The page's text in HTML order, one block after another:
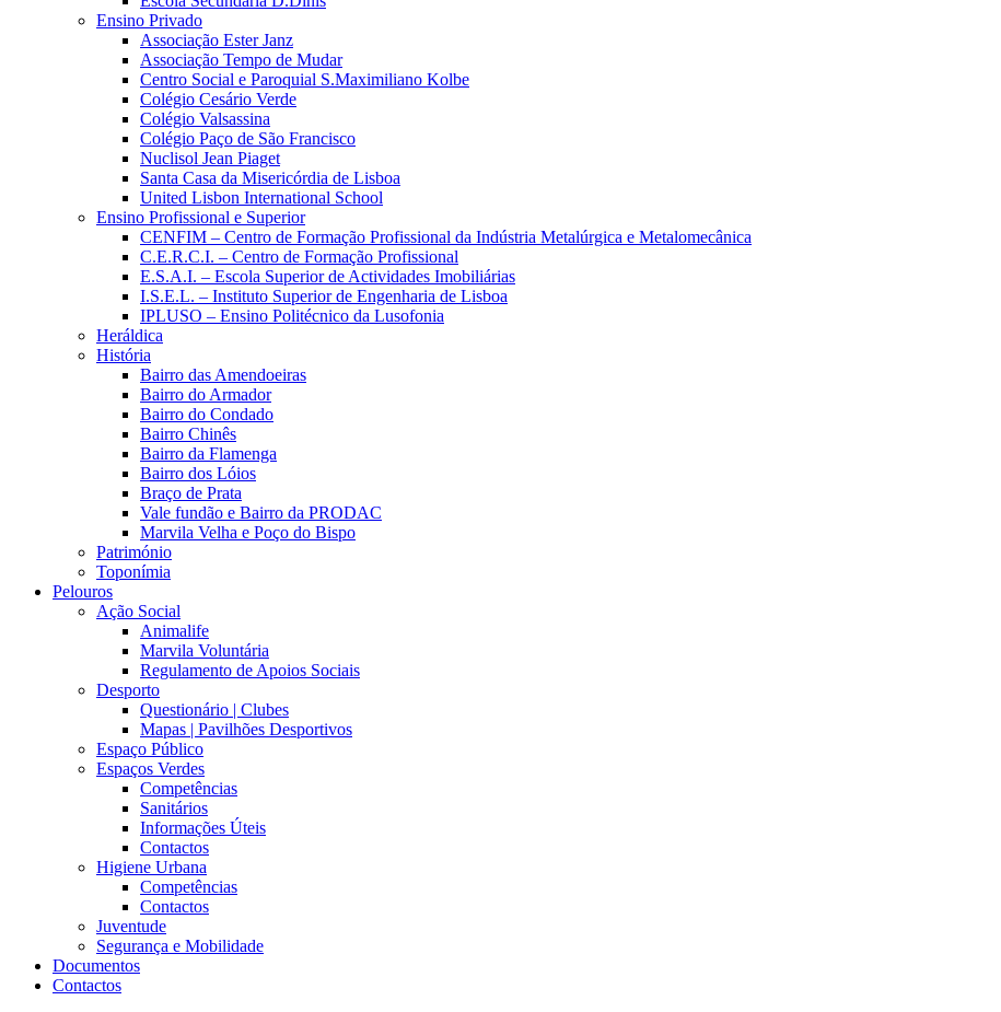
Ensino Privado
Associação Ester Janz
Associação Tempo de Mudar
Centro Social e Paroquial S.Maximiliano Kolbe
Colégio Cesário Verde
Colégio Valsassina
Colégio Paço de São Francisco
Nuclisol Jean Piaget
Santa Casa da Misericórdia de Lisboa
United Lisbon International School
Ensino Profissional e Superior
CENFIM – Centro de Formação Profissional da Indústria Metalúrgica e Metalomecânica
C.E.R.C.I. – Centro de Formação Profissional
E.S.A.I. – Escola Superior de Actividades Imobiliárias
I.S.E.L. – Instituto Superior de Engenharia de Lisboa
IPLUSO – Ensino Politécnico da Lusofonia
Heráldica
História
Bairro das Amendoeiras
Bairro do Armador
Bairro do Condado
Bairro Chinês
Bairro da Flamenga
Bairro dos Lóios
Braço de Prata
Vale fundão e Bairro da PRODAC
Marvila Velha e Poço do Bispo
Património
Toponímia
Pelouros
Ação Social
Animalife
Marvila Voluntária
Regulamento de Apoios Sociais
Desporto
Questionário | Clubes
Mapas | Pavilhões Desportivos
Espaço Público
Espaços Verdes
Competências
Sanitários
Informações Úteis
Contactos
Higiene Urbana
Competências
Contactos
Juventude
Segurança e Mobilidade
Documentos
Contactos